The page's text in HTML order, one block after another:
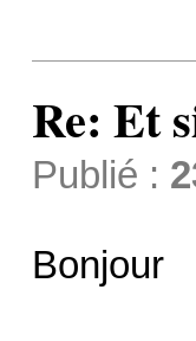
Re: Et
Publié :
Bonjour